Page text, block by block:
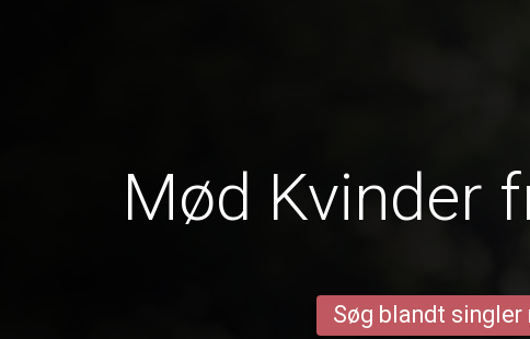
Mød Kvinder
Søg blandt singler